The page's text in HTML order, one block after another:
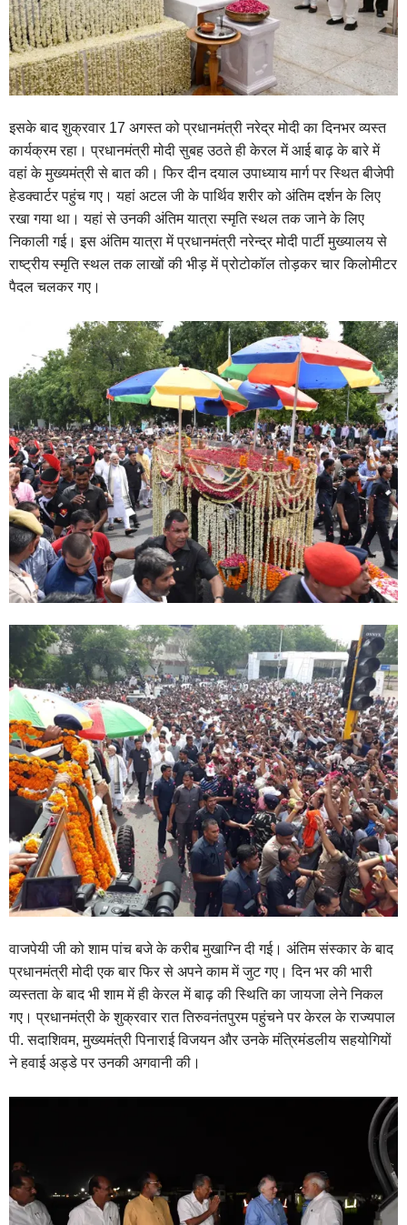
इसके बाद शुक्रवार 17 अगस्त को प्रधानमंत्री नरेद्र मोदी का दिनभर व्यस्त
कार्यक्रम रहा। प्रधानमंत्री मोदी सुबह उठते ही केरल में आई बाढ़ के बारे में
वहां के मुख्यमंत्री से बात की। फिर दीन दयाल उपाध्याय मार्ग पर स्थित बीजेपी
हेडक्वार्टर पहुंच गए। यहां अटल जी के पार्थिव शरीर को अंतिम दर्शन के लिए
रखा गया था। यहां से उनकी अंतिम यात्रा स्मृति स्थल तक जाने के लिए
निकाली गई। इस अंतिम यात्रा में प्रधानमंत्री नरेन्द्र मोदी पार्टी मुख्यालय से
राष्ट्रीय स्मृति स्थल तक लाखों की भीड़ में प्रोटोकॉल तोड़कर चार किलोमीटर
पैदल चलकर गए।
वाजपेयी जी को शाम पांच बजे के करीब मुखाग्नि दी गई। अंतिम संस्कार के बाद
प्रधानमंत्री मोदी एक बार फिर से अपने काम में जुट गए। दिन भर की भारी
व्यस्तता के बाद भी शाम में ही केरल में बाढ़ की स्थिति का जायजा लेने निकल
गए। प्रधानमंत्री के शुक्रवार रात तिरुवनंतपुरम पहुंचने पर केरल के राज्यपाल
पी. सदाशिवम, मुख्यमंत्री पिनाराई विजयन और उनके मंत्रिमंडलीय सहयोगियों
ने हवाई अड्डे पर उनकी अगवानी की।